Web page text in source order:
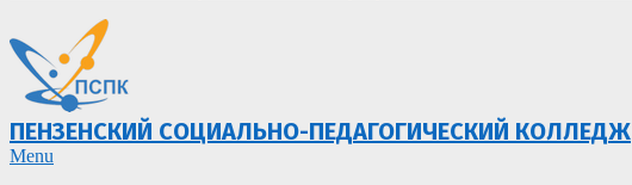
ПЕНЗЕНСКИЙ СОЦИАЛЬНО-ПЕДАГОГИЧЕСКИЙ КОЛЛЕДЖ
Primary
Menu